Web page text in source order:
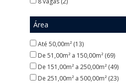
Loteamento Industrial Coral (1)
Matriz (7)
Parque Alvorada (5)
Parque Capuava (1)
Parque São Vicente (32)
Parque das Américas (6)
Área
Até 50,00m² (13)
De 51,00m² a 150,00m² (69)
De 151,00m² a 250,00m² (49)
De 251,00m² a 500,00m² (23)